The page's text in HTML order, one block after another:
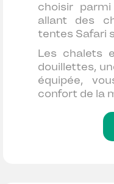
choisir
allant des
tentes Safari
Les chalets
douillettes,
équipée,
confort de la